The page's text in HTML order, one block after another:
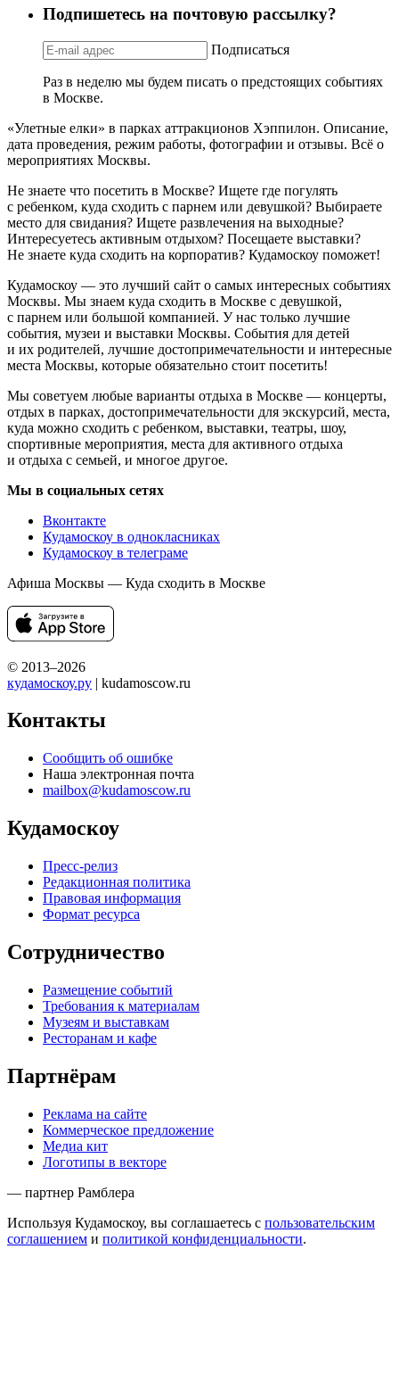
Подпишетесь на почтовую рассылку?
Подписаться
Раз в неделю мы будем писать о предстоящих событиях
в Москве.
«Улетные елки» в парках аттракционов Хэппилон. Описание,
дата проведения, режим работы, фотографии и отзывы. Всё о
мероприятиях Москвы.
Не знаете что посетить в Москве? Ищете где погулять
с ребенком, куда сходить с парнем или девушкой? Выбираете
место для свидания? Ищете развлечения на выходные?
Интересуетесь активным отдыхом? Посещаете выставки?
Не знаете куда сходить на корпоратив? Кудамоскоу поможет!
Кудамоскоу — это лучший сайт о самых интересных событиях
Москвы. Мы знаем куда сходить в Москве с девушкой,
с парнем или большой компанией. У нас только лучшие
события, музеи и выставки Москвы. События для детей
и их родителей, лучшие достопримечательности и интересные
места Москвы, которые обязательно стоит посетить!
Мы советуем любые варианты отдыха в Москве — концерты,
отдых в парках, достопримечательности для экскурсий, места,
куда можно сходить с ребенком, выставки, театры, шоу,
спортивные мероприятия, места для активного отдыха
и отдыха с семьей, и многое другое.
Мы в социальных сетях
Вконтакте
Кудамоскоу в однокласниках
Кудамоскоу в телеграме
Афиша Москвы — Куда сходить в Москве
© 2013–2026
кудамоскоу.ру | kudamoscow.ru
Контакты
Сообщить об ошибке
Наша электронная почта
mailbox@kudamoscow.ru
Кудамоскоу
Пресс-релиз
Редакционная политика
Правовая информация
Формат ресурса
Сотрудничество
Размещение событий
Требования к материалам
Музеям и выставкам
Ресторанам и кафе
Партнёрам
Реклама на сайте
Коммерческое предложение
Медиа кит
Логотипы в векторе
— партнер Рамблера
Используя Кудамоскоу, вы соглашаетесь с пользовательским
соглашением и политикой конфиденциальности.